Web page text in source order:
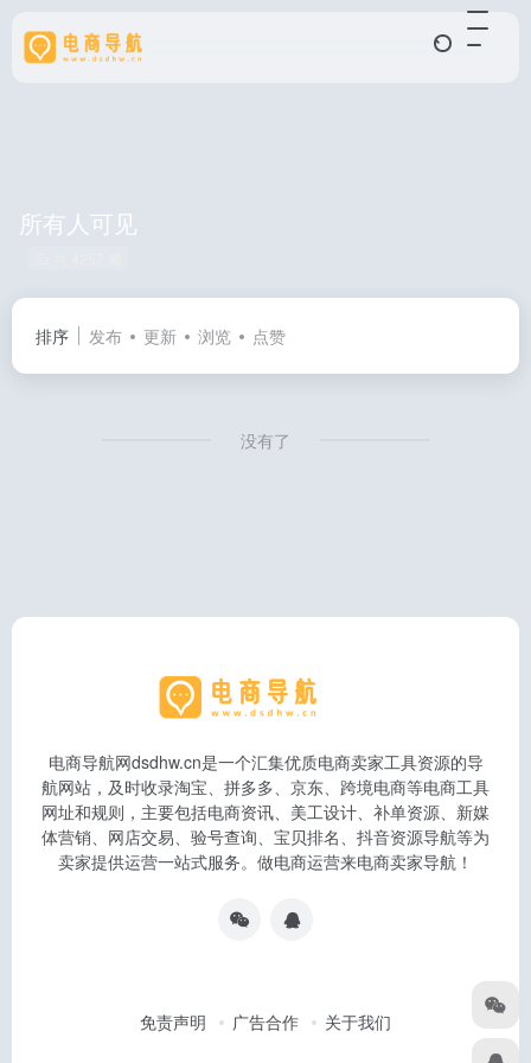
所有人可见
排序 发布 更新 浏览 点赞
没有了
电商导航网dsdhw.cn是一个汇集优质电商卖家工具资源的导
航网站，及时收录淘宝、拼多多、京东、跨境电商等电商工具
网址和规则，主要包括电商资讯、美工设计、补单资源、新媒
体营销、网店交易、验号查询、宝贝排名、抖音资源导航等为
卖家提供运营一站式服务。做电商运营来电商卖家导航！
免责声明 广告合作 关于我们